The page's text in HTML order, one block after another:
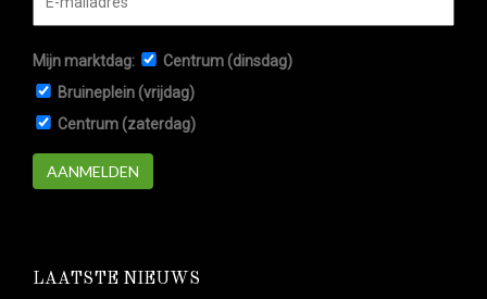
Mijn marktdag:
Centrum (dinsdag)
Bruineplein (vrijdag)
Centrum (zaterdag)
AANMELDEN
LAATSTE NIEUWS